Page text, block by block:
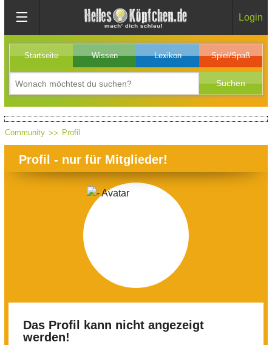
Login
Startseite Wissen Lexikon Spiel/Spaß
Community Profil
Profil - nur für Mitglieder!
Das Profil kann nicht angezeigt
werden!